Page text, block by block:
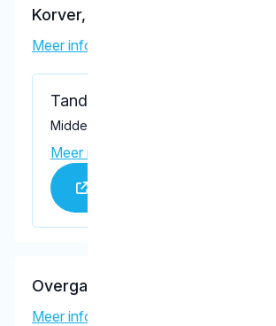
Korver, P.A.
Meer informatie tandarts
Tandartspraktijk P.A. Korver B.V.
Middelweg 40, Numansdorp 3281 KH
Meer informatie praktijk
Overgaauw, A.I.
Meer informatie tandarts